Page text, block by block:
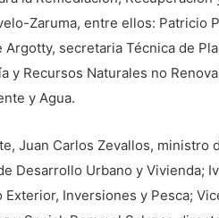
Zaruma, entre ellos: Patricio
Argotty, secretaria Técnica de
y Recursos Naturales no
y Agua.
Juan Carlos Zevallos, ministro
Desarrollo Urbano y Vivienda;
Exterior, Inversiones y Pesca;